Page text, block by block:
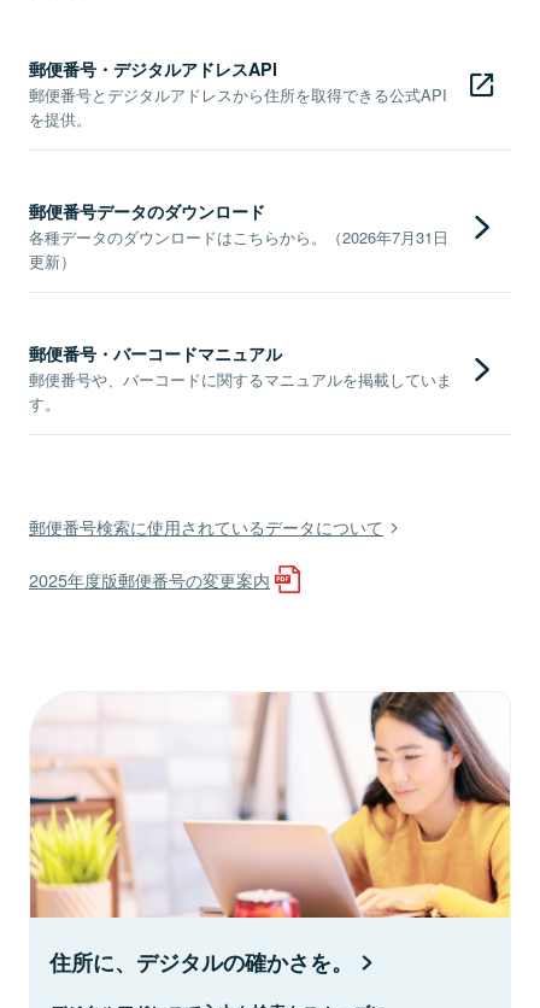
郵便番号・デジタルアドレスAPI
郵便番号とデジタルアドレスから住所を取得できる公式API
を提供。
郵便番号データのダウンロード
各種データのダウンロードはこちらから。（2026年7月31日
更新）
郵便番号・バーコードマニュアル
郵便番号や、バーコードに関するマニュアルを掲載していま
す。
郵便番号検索に使用されているデータについて
2025年度版郵便番号の変更案内
住所に、デジタルの確かさを。